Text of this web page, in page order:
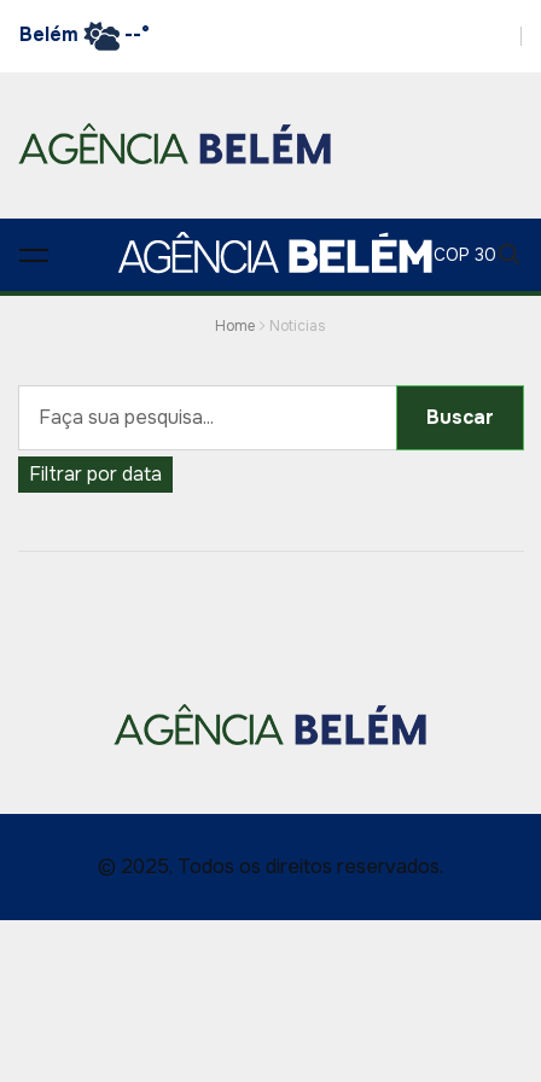
Belém --°
COP 30
Home Noticias
Buscar
Filtrar por data
© 2025, Todos os direitos reservados.